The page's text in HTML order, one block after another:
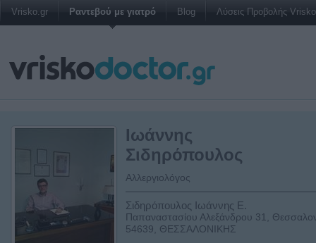
Vrisko.gr Ραντεβού με γιατρό Blog Λύσεις Προβολής
Ιωάννης
Σιδηρόπουλος
Αλλεργιολόγος
Σιδηρόπουλος Ιωάννης Ε.
Παπαναστασίου Αλεξάνδρου 31,
54639, ΘΕΣΣΑΛΟΝΙΚΗΣ